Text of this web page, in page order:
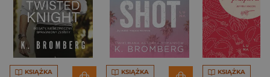
KSIĄŻKA KSIĄŻKA KSIĄŻKA